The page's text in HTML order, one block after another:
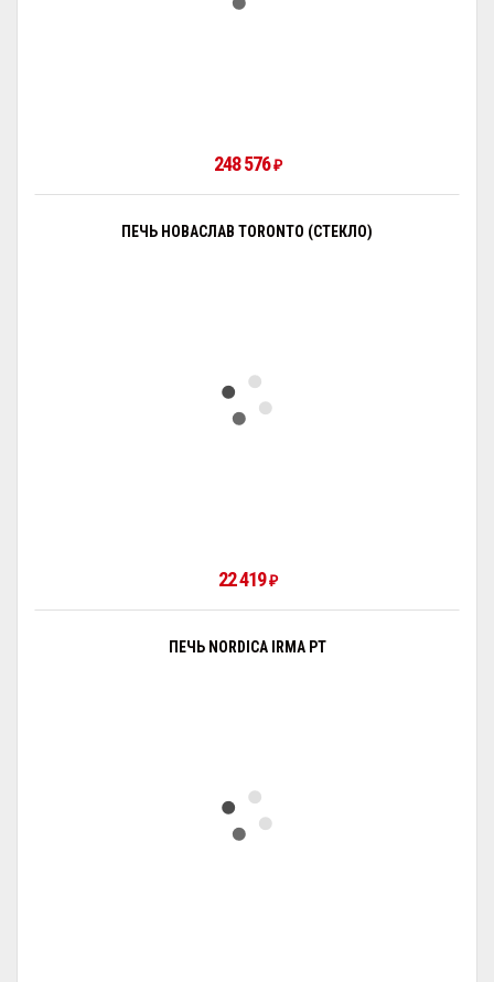
248 576₽
ПЕЧЬ НОВАСЛАВ TORONTO (СТЕКЛО)
22 419₽
ПЕЧЬ NORDICA IRMA PT